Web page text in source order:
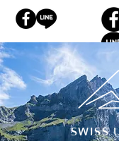
SWISS